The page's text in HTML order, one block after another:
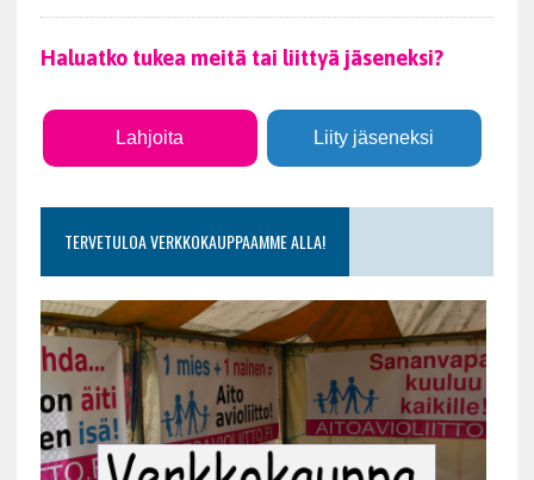
Haluatko tukea meitä tai liittyä jäseneksi?
Lahjoita Liity jäseneksi
TERVETULOA VERKKOKAUPPAAMME ALLA!